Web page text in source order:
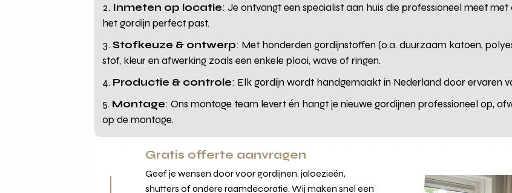
Inmeten op locatie: Je ontvangt een specialist aan huis die professioneel meet
het gordijn perfect past.
Stofkeuze & ontwerp: Met honderden gordijnstoffen (o.a. duurzaam katoen,
stof, kleur en afwerking zoals een enkele plooi, wave of ringen.
Productie & controle: Elk gordijn wordt handgemaakt in Nederland door ervaren
Montage: Ons montage team levert én hangt je nieuwe gordijnen professioneel op,
op de montage.
Gratis offerte aanvragen
Geef je wensen door voor gordijnen, jaloezieën,
shutters of andere raamdecoratie. Wij maken snel een